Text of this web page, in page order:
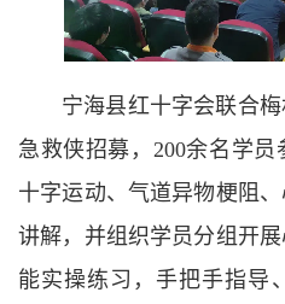
宁海县红十字会联合
急救侠招募，200余名学
十字运动、气道异物梗阻
讲解，并组织学员分组开
能实操练习，手把手指导